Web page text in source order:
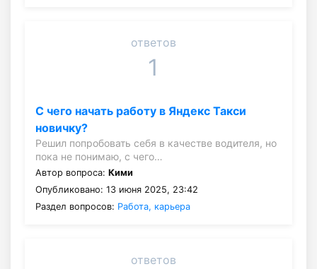
ответов
1
С чего начать работу в Яндекс Такси
новичку?
Решил попробовать себя в качестве водителя, но
пока не понимаю, с чего…
Автор вопроса: Кими
Опубликовано: 13 июня 2025, 23:42
Раздел вопросов: Работа, карьера
ответов